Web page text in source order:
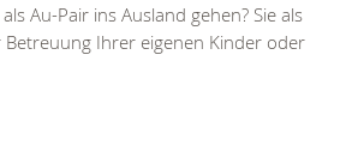
Au-Pair ins Ausland gehen? Sie als
Ihrer eigenen Kinder oder